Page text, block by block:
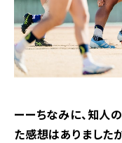
ーーちなみに、知人
た感想はありました